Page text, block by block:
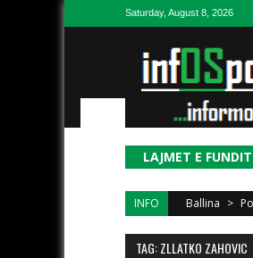
Skip to contentSaturday, August 8, 2026
LAJMET E
INFO Ballina >
TAG: ZLLATKO ZAHOVIC